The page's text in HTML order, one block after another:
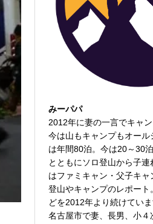
みーパパ
2012年に妻の一言でキャン
今は山もキャンプもオール
は年間80泊。今は20～30
とともにソロ登山から子
はファミキャン・父子キャ
登山やキャンプのレポート
どを2012年より続けていま
名古屋市で妻、長男、小